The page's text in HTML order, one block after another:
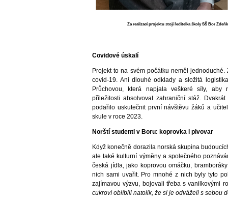
Za realizací projektu stojí ředitelka školy SŠ Bor
Covidové úskalí
Projekt to na svém počátku neměl
covid-19. Ani dlouhé odklady a složitá
Průchovou, která napjala veškeré síly, aby
příležitosti absolvovat zahraniční stáž.
podařilo uskutečnit první návštěvu žáků a
skule v roce 2023.
Norští studenti v Boru: koprovka i pivovar
Když konečně dorazila norská skupina
ale také kulturní výměny a společného
česká jídla, jako koprovou omáčku,
nich sami uvařit. Pro mnohé z nich byly tyto
zajímavou výzvu, bojovali třeba s vanilkovými
cukroví oblíbili natolik, že si je odváželi s sebou